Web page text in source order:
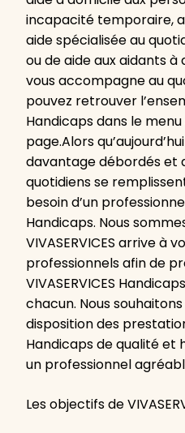
incapacité temporaire,
aide spécialisée au
ou de aide aux aidants à
vous accompagne au
pouvez retrouver
Handicaps dans le
page.Alors
davantage débordés et
quotidiens se
besoin d’un
Handicaps. Nous
VIVASERVICES arrive à
professionnels afin de
VIVASERVICES
chacun. Nous
disposition des
Handicaps de qualité et
un professionnel
Les objectifs de